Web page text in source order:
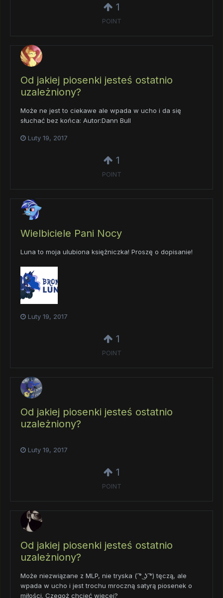
1
POINT
Od jakiej piosenki jesteś ostatnio
uzależniony?
Może ne jest to ciekawe ale wpada w ucho i da się
słuchać bez końca: Autor:Dann Bull
Luty 19, 2017
1
POINT
Wielbiciele Pani Nocy
Luna to moja ulubiona księżniczka! Proszę o dopisanie!
Luty 19, 2017
1
POINT
Od jakiej piosenki jesteś ostatnio
uzależniony?
Luty 19, 2017
1
POINT
Od jakiej piosenki jesteś ostatnio
uzależniony?
Może niezwiązane z MLP, nie tryska ( ͡° ͜ʖ ͡°) tęczą, ale
wpada w ucho i jest trochu mroczną satyrą piosenek o
miłości. Czegoż chcieć więcej?